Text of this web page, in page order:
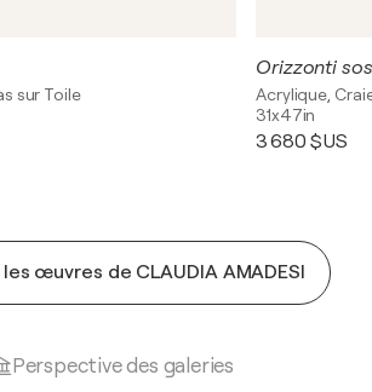
sur Toile
Orizzonti
Acrylique,
31x47in
3 680 $US
œuvres de CLAUDIA AMADESI
Perspective des galeries